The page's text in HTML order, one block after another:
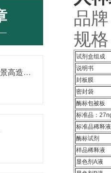
ELISA试验结果空白背景高造成原因
品
规
试剂盒组成
说明书
封板膜
密封袋
酶标包被板
标准品：
标准品稀释液
酶标试剂
样品稀释液
显色剂A液